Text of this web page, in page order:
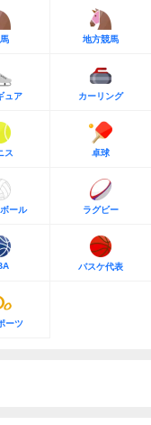
地方競馬
ュア カーリング
ス 卓球
ール ラグビー
バスケ代表
ーツ